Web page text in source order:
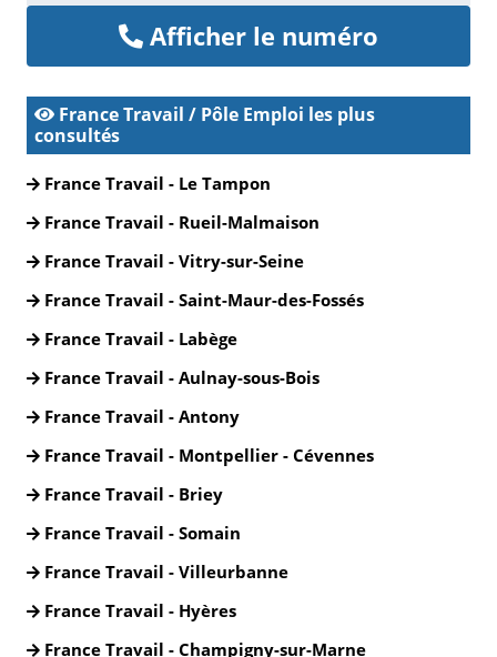
Afficher le numéro
France Travail / Pôle Emploi les plus
consultés
France Travail - Le Tampon
France Travail - Rueil-Malmaison
France Travail - Vitry-sur-Seine
France Travail - Saint-Maur-des-Fossés
France Travail - Labège
France Travail - Aulnay-sous-Bois
France Travail - Antony
France Travail - Montpellier - Cévennes
France Travail - Briey
France Travail - Somain
France Travail - Villeurbanne
France Travail - Hyères
France Travail - Champigny-sur-Marne